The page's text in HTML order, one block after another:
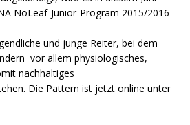
NoLeaf-Junior-Program 2015/2016
und junge Reiter, bei dem
vor allem physiologisches,
nachhaltiges
Die Pattern ist jetzt online unter